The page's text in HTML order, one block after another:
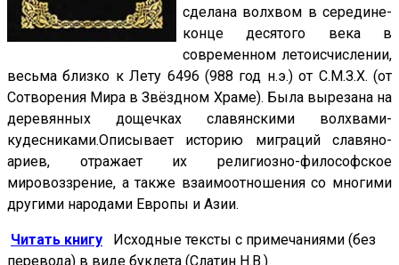
сделана волхвом в середине-
конце десятого века в
современном летоисчислении,
весьма близко к Лету 6496 (988 год н.э.) от С.М.З.Х. (от
Сотворения Мира в Звёздном Храме). Была вырезана на
деревянных дощечках славянскими волхвами-
кудесниками.Описывает историю миграций славяно-
ариев, отражает их религиозно-философское
мировоззрение, а также взаимоотношения со многими
другими народами Европы и Азии.
Читать книгу Исходные тексты с примечаниями (без
перевода) в виде буклета (Слатин Н.В.)